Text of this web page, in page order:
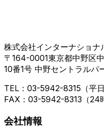
株式会社インターナショナ
〒164-0001東京都中野区
10番1号 中野セントラルパ
TEL：03-5942-8315（平
FAX：03-5942-8313（24
会社情報